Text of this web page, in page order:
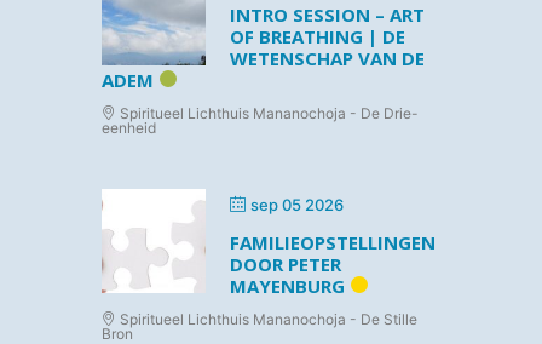
INTRO SESSION – ART
OF BREATHING | DE
WETENSCHAP VAN DE
ADEM
Spiritueel Lichthuis Mananochoja - De Drie-
eenheid
sep 05 2026
FAMILIEOPSTELLINGEN
DOOR PETER
MAYENBURG
Spiritueel Lichthuis Mananochoja - De Stille
Bron